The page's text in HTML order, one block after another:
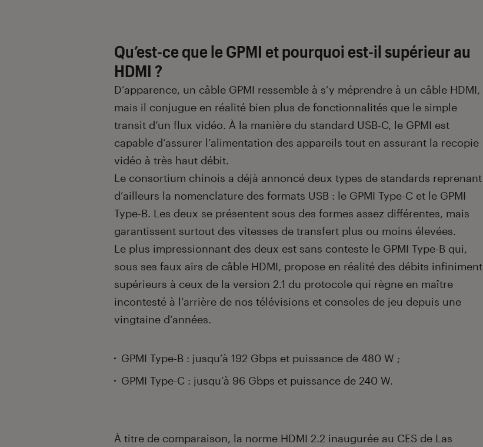
Qu’est-ce que le GPMI et pourquoi est-il supérieur au
HDMI ?
D’apparence, un câble GPMI ressemble à s’y méprendre à un câble HDMI,
mais il conjugue en réalité bien plus de fonctionnalités que le simple
transit d’un flux vidéo. À la manière du standard USB-C, le GPMI est
capable d’assurer l’alimentation des appareils tout en assurant la recopie
vidéo à très haut débit.
Le consortium chinois a déjà annoncé deux types de standards reprenant
d’ailleurs la nomenclature des formats USB : le GPMI Type-C et le GPMI
Type-B. Les deux se présentent sous des formes assez différentes, mais
garantissent surtout des vitesses de transfert plus ou moins élevées.
Le plus impressionnant des deux est sans conteste le GPMI Type-B qui,
sous ses faux airs de câble HDMI, propose en réalité des débits infiniment
supérieurs à ceux de la version 2.1 du protocole qui règne en maître
incontesté à l’arrière de nos télévisions et consoles de jeu depuis une
vingtaine d’années.
GPMI Type-B : jusqu’à 192 Gbps et puissance de 480 W ;
GPMI Type-C : jusqu’à 96 Gbps et puissance de 240 W.
À titre de comparaison, la norme HDMI 2.2 inaugurée au CES de Las